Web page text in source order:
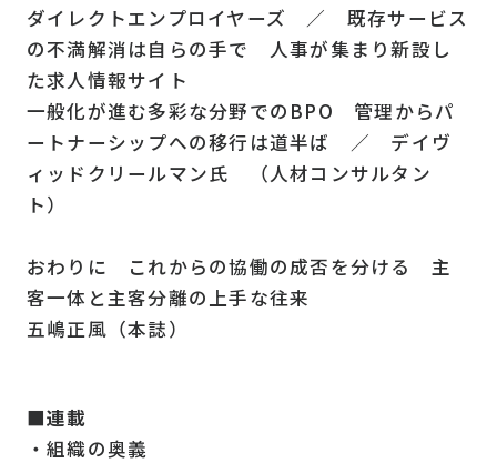
ダイレクトエンプロイヤーズ ／ 既存サービス
の不満解消は自らの手で 人事が集まり新設し
た求人情報サイト
一般化が進む多彩な分野でのBPO 管理からパ
ートナーシップへの移行は道半ば ／ デイヴ
ィッドクリールマン氏 （人材コンサルタン
ト）
おわりに これからの協働の成否を分ける 主
客一体と主客分離の上手な往来
五嶋正風（本誌）
■連載
・組織の奥義